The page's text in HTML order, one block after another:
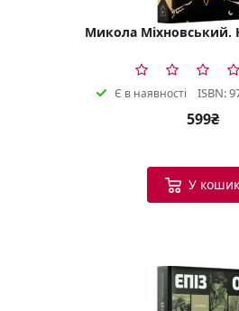
Микола Міхновський.
Є в наявності ISBN:
599₴
У кошик